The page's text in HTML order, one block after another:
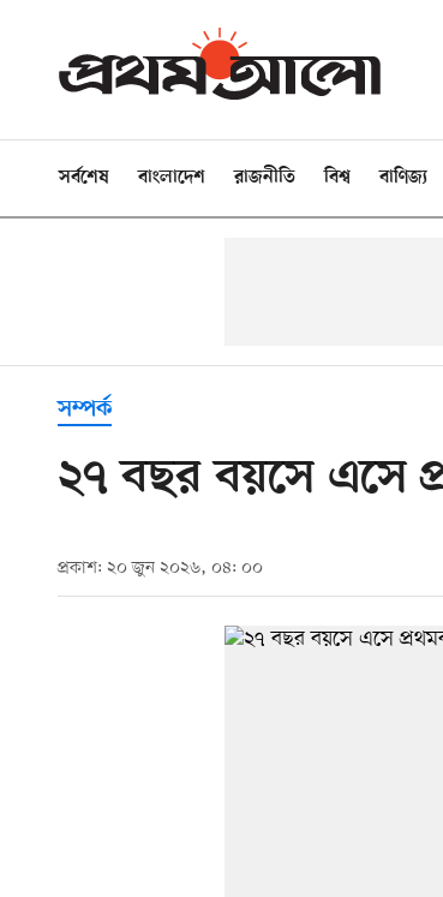
সর্বশেষ বাংলাদেশ রাজনীতি বিশ্ব বাণিজ্য
সম্পর্ক
২৭ বছর বয়সে এসে
প্রকাশ: ২০ জুন ২০২৬, ০৪: ০০